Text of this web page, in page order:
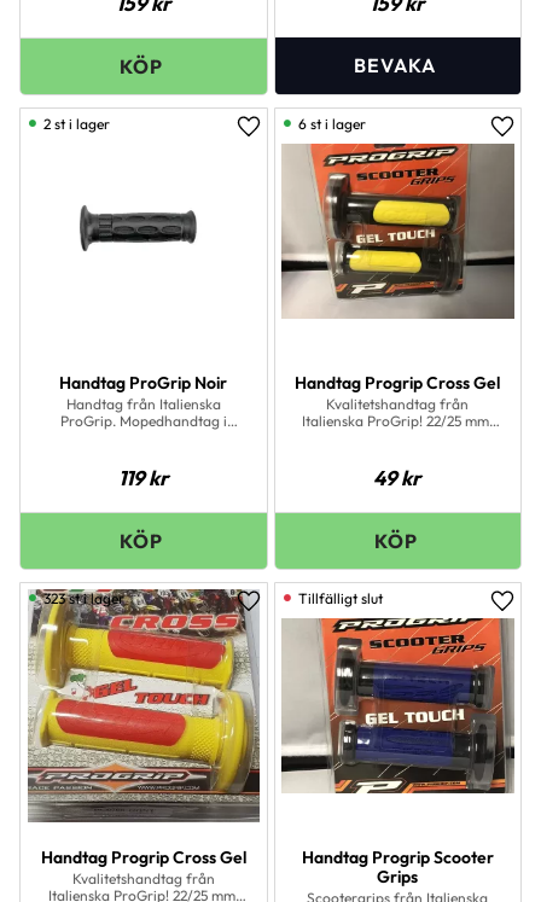
Handtag ProGrip Noir
Handtag från Italienska
ProGrip. Mopedhandtag i
119kr
Lägg till i favoriter
2 st i lager
Handtag Progrip Cross Gel
Kvalitetshandtag från
Italienska ProGrip! 22/25 mm.
49kr
6 st i lager
Handtag Progrip Cross Gel
Kvalitetshandtag från
Italienska ProGrip! 22/25 mm.
Lägg till i favoriter
323 st i lager
Handtag Progrip Scooter
Grips
Scootergrips från Italienska